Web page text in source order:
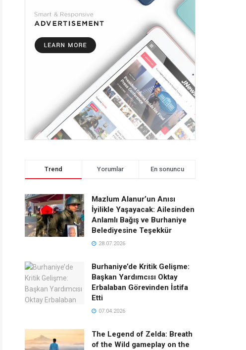
Trend Yorumlar En sonuncu
Mazlum Alanur’un Anısı
İyilikle Yaşayacak: Ailesinden
Anlamlı Bağış ve Burhaniye
Belediyesine Teşekkür
28.07.2026
Burhaniye’de Kritik Gelişme:
Başkan Yardımcısı Oktay
Erbalaban Görevinden İstifa
Etti
07.04.2026
The Legend of Zelda: Breath
of the Wild gameplay on the